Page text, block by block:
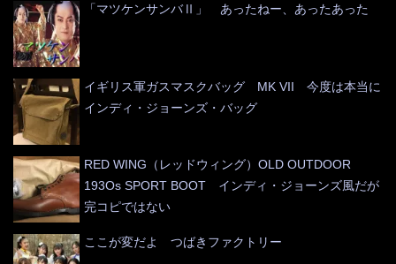
「マツケンサンバⅡ」 あったねー、あったあった
イギリス軍ガスマスクバッグ MK VII 今度は本当に
インディ・ジョーンズ・バッグ
RED WING（レッドウィング）OLD OUTDOOR
193Os SPORT BOOT インディ・ジョーンズ風だが
完コピではない
ここが変だよ つばきファクトリー